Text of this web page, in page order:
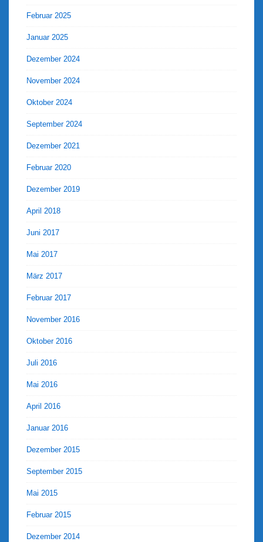
Februar 2025
Januar 2025
Dezember 2024
November 2024
Oktober 2024
September 2024
Dezember 2021
Februar 2020
Dezember 2019
April 2018
Juni 2017
Mai 2017
März 2017
Februar 2017
November 2016
Oktober 2016
Juli 2016
Mai 2016
April 2016
Januar 2016
Dezember 2015
September 2015
Mai 2015
Februar 2015
Dezember 2014